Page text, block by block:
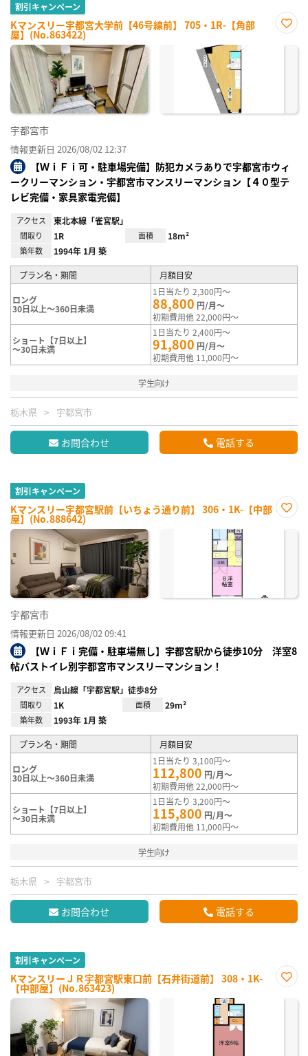
割引キャンペーン
Kマンスリー宇都宮大学前【46号線前】 705・1R-【角部
屋】(No.863422)
に入
宇都宮市
情報更新日 2026/08/02 12:37
【ＷｉＦｉ可・駐車場完備】防犯カメラありで宇都宮市ウィ
ークリーマンション・宇都宮市マンスリーマンション【４０型テ
レビ完備・家具家電完備】
アクセス 東北本線「雀宮駅」
間取り 1R 面積 18m²
築年数 1994年 1月 築
プラン名・期間 月額目安
ロング
30日以上～360日未満
1日当たり 2,300円～
88,800 円/月～
初期費用他 22,000円～
ショート【7日以上】
～30日未満
1日当たり 2,400円～
91,800 円/月～
初期費用他 11,000円～
学生向け
栃木県 宇都宮市
お問合わせ 電話する
割引キャンペーン
Kマンスリー宇都宮駅前【いちょう通り前】 306・1K-【中部
屋】(No.888642)
に入
宇都宮市
情報更新日 2026/08/02 09:41
【ＷｉＦｉ完備・駐車場無し】宇都宮駅から徒歩10分 洋室8
帖バストイレ別宇都宮市マンスリーマンション！
アクセス 烏山線「宇都宮駅」徒歩8分
間取り 1K 面積 29m²
築年数 1993年 1月 築
プラン名・期間 月額目安
ロング
30日以上～360日未満
1日当たり 3,100円～
112,800 円/月～
初期費用他 22,000円～
ショート【7日以上】
～30日未満
1日当たり 3,200円～
115,800 円/月～
初期費用他 11,000円～
学生向け
栃木県 宇都宮市
お問合わせ 電話する
割引キャンペーン
KマンスリーＪＲ宇都宮駅東口前【石井街道前】 308・1K-
【中部屋】(No.863423)
に入